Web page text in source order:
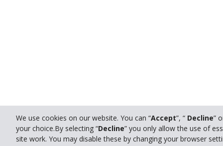
We use cookies on our website. You can “Accept”, “ Decline”
your choice.By selecting “Decline” you only allow the use of
site work. You may disable these by changing your browser